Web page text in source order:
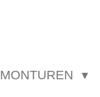
MONTUREN